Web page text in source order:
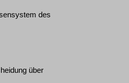
des
über